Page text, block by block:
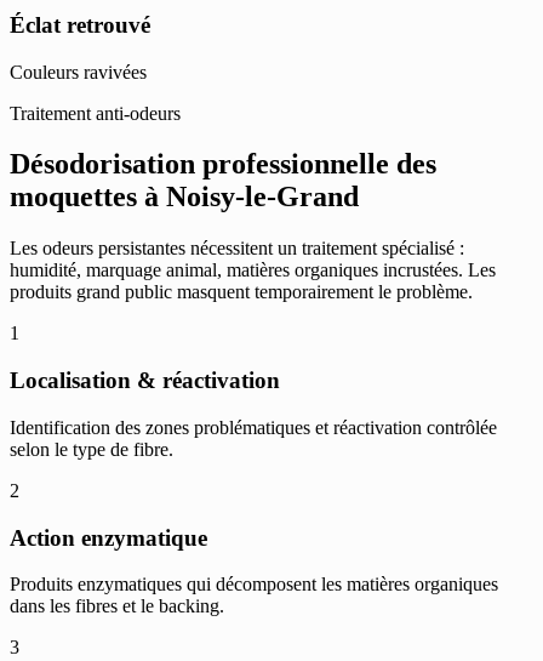
Éclat retrouvé
Couleurs ravivées
Traitement anti-odeurs
Désodorisation professionnelle des
moquettes à Noisy-le-Grand
Les odeurs persistantes nécessitent un traitement spécialisé :
humidité, marquage animal, matières organiques incrustées. Les
produits grand public masquent temporairement le problème.
1
Localisation & réactivation
Identification des zones problématiques et réactivation contrôlée
selon le type de fibre.
2
Action enzymatique
Produits enzymatiques qui décomposent les matières organiques
dans les fibres et le backing.
3